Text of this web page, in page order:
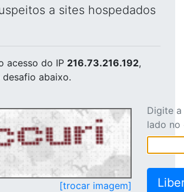
a sites hospedados
acesso do IP 216.73.216.192,
abaixo.
[trocar imagem]
Digite
lado no